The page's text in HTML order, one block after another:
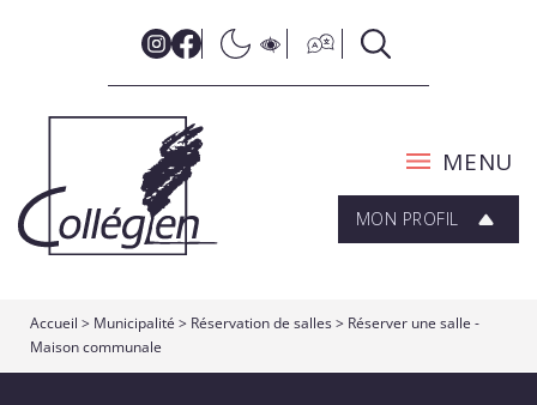
MENU
MON PROFIL
Accueil > Municipalité > Réservation de salles> Réserver une salle -
Maison communale